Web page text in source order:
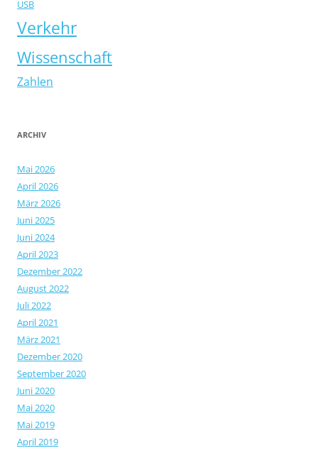
USB
Verkehr
Wissenschaft
Zahlen
ARCHIV
Mai 2026
April 2026
März 2026
Juni 2025
Juni 2024
April 2023
Dezember 2022
August 2022
Juli 2022
April 2021
März 2021
Dezember 2020
September 2020
Juni 2020
Mai 2020
Mai 2019
April 2019